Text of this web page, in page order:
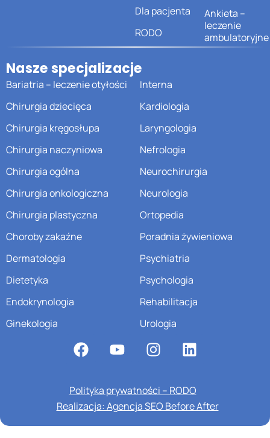
Dla pacjenta
RODO
Ankieta –
leczenie
ambulatoryjne
Nasze specjalizacje
Bariatria – leczenie otyłości
Chirurgia dziecięca
Chirurgia kręgosłupa
Chirurgia naczyniowa
Chirurgia ogólna
Chirurgia onkologiczna
Chirurgia plastyczna
Choroby zakaźne
Dermatologia
Dietetyka
Endokrynologia
Ginekologia
Interna
Kardiologia
Laryngologia
Nefrologia
Neurochirurgia
Neurologia
Ortopedia
Poradnia żywieniowa
Psychiatria
Psychologia
Rehabilitacja
Urologia
Polityka prywatności – RODO
Realizacja: Agencja SEO Before After